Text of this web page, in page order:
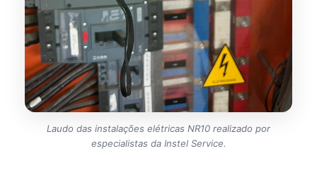
Laudo das instalações elétricas NR10 realizado por
especialistas da Instel Service.